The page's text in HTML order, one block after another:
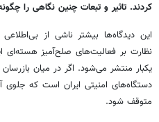
کردند. تاثیر و تبعات چنین نگاهی را
این دیدگاه‌ها بیشتر ناشی از
نظارت بر فعالیت‌های صلح‌آمیز
یکبار منتشر می‌شود. اگر در میان
دستگاه‌های امنیتی ایران است که جلوی
متوقف شود.